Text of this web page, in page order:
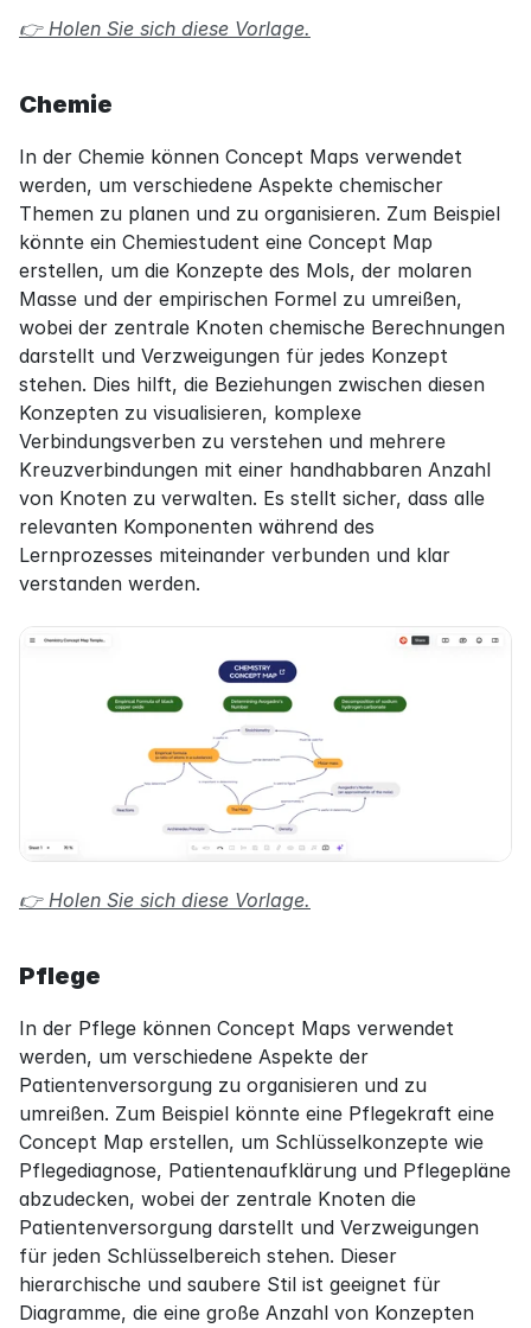
👉 Holen Sie sich diese Vorlage.
Chemie
In der Chemie können Concept Maps verwendet
werden, um verschiedene Aspekte chemischer
Themen zu planen und zu organisieren. Zum Beispiel
könnte ein Chemiestudent eine Concept Map
erstellen, um die Konzepte des Mols, der molaren
Masse und der empirischen Formel zu umreißen,
wobei der zentrale Knoten chemische Berechnungen
darstellt und Verzweigungen für jedes Konzept
stehen. Dies hilft, die Beziehungen zwischen diesen
Konzepten zu visualisieren, komplexe
Verbindungsverben zu verstehen und mehrere
Kreuzverbindungen mit einer handhabbaren Anzahl
von Knoten zu verwalten. Es stellt sicher, dass alle
relevanten Komponenten während des
Lernprozesses miteinander verbunden und klar
verstanden werden.
👉 Holen Sie sich diese Vorlage.
Pflege
In der Pflege können Concept Maps verwendet
werden, um verschiedene Aspekte der
Patientenversorgung zu organisieren und zu
umreißen. Zum Beispiel könnte eine Pflegekraft eine
Concept Map erstellen, um Schlüsselkonzepte wie
Pflegediagnose, Patientenaufklärung und Pflegepläne
abzudecken, wobei der zentrale Knoten die
Patientenversorgung darstellt und Verzweigungen
für jeden Schlüsselbereich stehen. Dieser
hierarchische und saubere Stil ist geeignet für
Diagramme, die eine große Anzahl von Konzepten